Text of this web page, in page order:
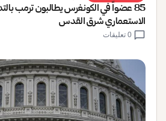
85 عضواً في الكونغرس يطالبون ترمب
الاستعماري شرق القدس
chat_bubble